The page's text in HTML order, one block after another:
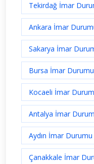
Tekirdağ İmar
Ankara İmar
Sakarya İmar
Bursa İmar Durumu
Kocaeli İmar
Antalya İmar
Aydın İmar Durumu
Çanakkale İmar